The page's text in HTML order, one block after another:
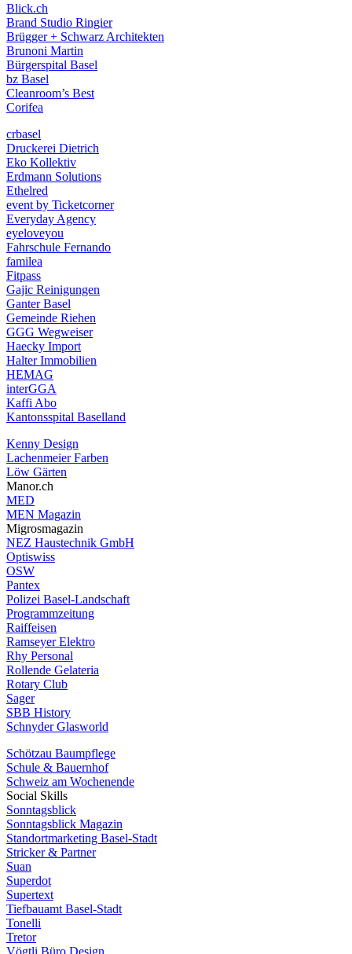
Blick.ch
Brand Studio Ringier
Brügger + Schwarz Architekten
Brunoni Martin
Bürgerspital Basel
bz Basel
Cleanroom’s Best
Corifea
crbasel
Druckerei Dietrich
Eko Kollektiv
Erdmann Solutions
Ethelred
event by Ticketcorner
Everyday Agency
eyeloveyou
Fahrschule Fernando
familea
Fitpass
Gajic Reinigungen
Ganter Basel
Gemeinde Riehen
GGG Wegweiser
Haecky Import
Halter Immobilien
HEMAG
interGGA
Kaffi Abo
Kantonsspital Baselland
Kenny Design
Lachenmeier Farben
Löw Gärten
Manor.ch
MED
MEN Magazin
Migrosmagazin
NEZ Haustechnik GmbH
Optiswiss
OSW
Pantex
Polizei Basel-Landschaft
Programmzeitung
Raiffeisen
Ramseyer Elektro
Rhy Personal
Rollende Gelateria
Rotary Club
Sager
SBB History
Schnyder Glasworld
Schötzau Baumpflege
Schule & Bauernhof
Schweiz am Wochenende
Social Skills
Sonntagsblick
Sonntagsblick Magazin
Standortmarketing Basel-Stadt
Stricker & Partner
Suan
Superdot
Supertext
Tiefbauamt Basel-Stadt
Tonelli
Tretor